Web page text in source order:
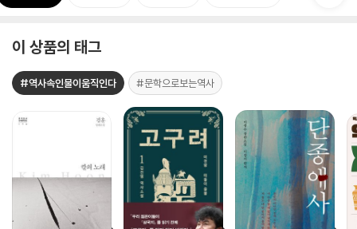
이 상품의 태그
#역사속인물이움직인다 #문학으로보는역사